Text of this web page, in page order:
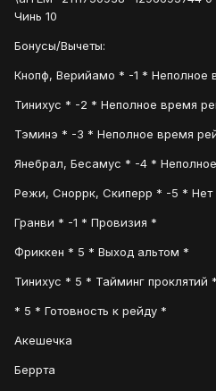
Чинь 10
Бонусы/Вычеты:
Кнопф, Верийамо * -1 * Неполное
Тинихус * -2 * Неполное время
Тэминэ * -3 * Неполное время
Янебрал, Бесамус * -4 *
Режи, Сноррк, Скиперр * -5 * Нет
Гранви * -1 * Провизия *
Фриккен * 5 * Выход альтом *
Тинихус * 5 * Тайминг проклятий *
* 5 * Готовность к рейду *
Акешечка
Беррта